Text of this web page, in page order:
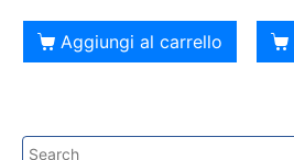
Aggiungi al carrello